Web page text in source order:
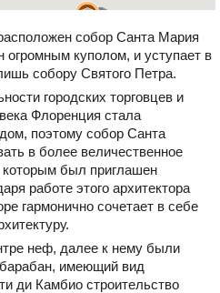
собор Санта Мария
огромным куполом, и уступает в
собору Святого Петра.
городских торговцев и
Флоренция стала
поэтому собор Санта
в более величественное
был приглашен
работе этого архитектора
гармонично сочетает в себе
неф, далее к нему были
имеющий вид
ди Камбио строительство